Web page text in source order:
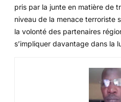
pris par la junte en matière de
niveau de la menace terroriste
la volonté des partenaires
s’impliquer davantage dans la